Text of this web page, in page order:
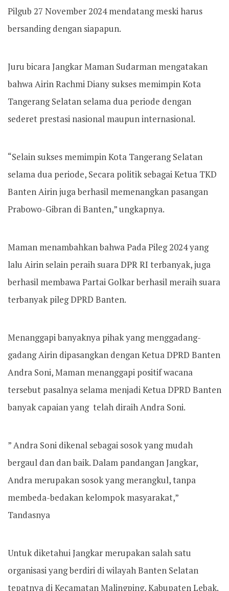
Pilgub 27 November 2024 mendatang meski harus
bersanding dengan siapapun.
Juru bicara Jangkar Maman Sudarman mengatakan
bahwa Airin Rachmi Diany sukses memimpin Kota
Tangerang Selatan selama dua periode dengan
sederet prestasi nasional maupun internasional.
“Selain sukses memimpin Kota Tangerang Selatan
selama dua periode, Secara politik sebagai Ketua TKD
Banten Airin juga berhasil memenangkan pasangan
Prabowo-Gibran di Banten,” ungkapnya.
Maman menambahkan bahwa Pada Pileg 2024 yang
lalu Airin selain peraih suara DPR RI terbanyak, juga
berhasil membawa Partai Golkar berhasil meraih suara
terbanyak pileg DPRD Banten.
Menanggapi banyaknya pihak yang menggadang-
gadang Airin dipasangkan dengan Ketua DPRD Banten
Andra Soni, Maman menanggapi positif wacana
tersebut pasalnya selama menjadi Ketua DPRD Banten
banyak capaian yang telah diraih Andra Soni.
” Andra Soni dikenal sebagai sosok yang mudah
bergaul dan dan baik. Dalam pandangan Jangkar,
Andra merupakan sosok yang merangkul, tanpa
membeda-bedakan kelompok masyarakat,”
Tandasnya
Untuk diketahui Jangkar merupakan salah satu
organisasi yang berdiri di wilayah Banten Selatan
tepatnya di Kecamatan Malingping, Kabupaten Lebak.